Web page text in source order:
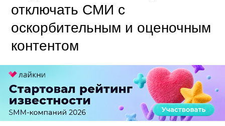
отключать СМИ с
оскорбительным и оценочным
контентом